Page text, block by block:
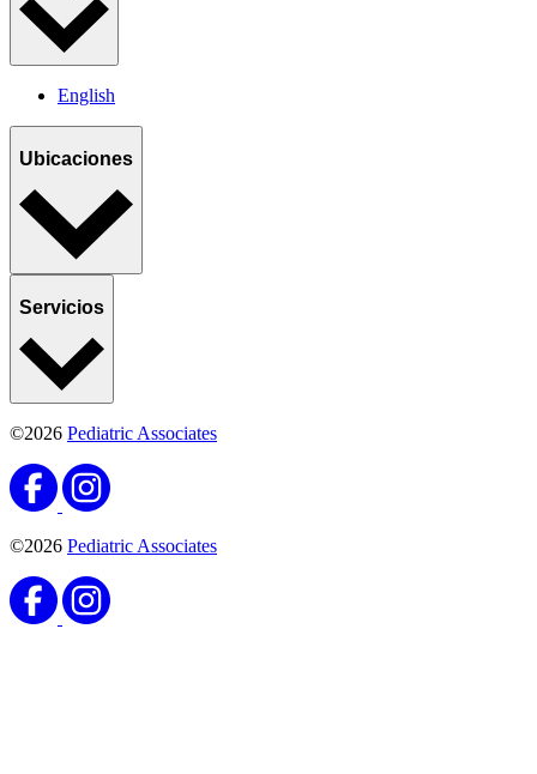
English
Ubicaciones
Servicios
©2026 Pediatric Associates
©2026 Pediatric Associates